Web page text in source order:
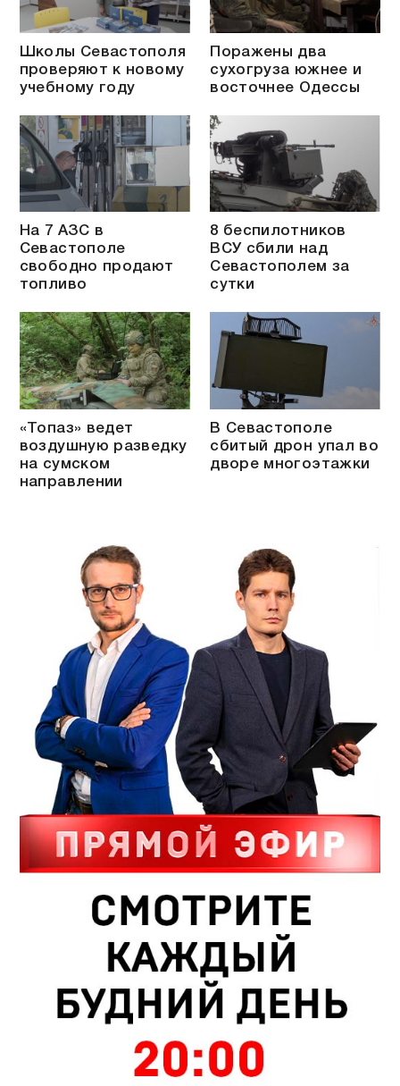
Школы Севастополя
проверяют к новому
учебному году
Поражены два
сухогруза южнее и
восточнее Одессы
На 7 АЗС в
Севастополе
свободно продают
топливо
8 беспилотников
ВСУ сбили над
Севастополем за
сутки
«Топаз» ведет
воздушную разведку
на сумском
направлении
В Севастополе
сбитый дрон упал во
дворе многоэтажки